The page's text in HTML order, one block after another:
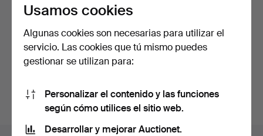
COLLIER OCH ARMLÄNK,
plata.
Subastado 21 may 2026
17 pujas
170 USD
Suscribir búsqueda
Usamos cookies
Algunas cookies son necesarias para utilizar el
servicio. Las cookies que tú mismo puedes
gestionar se utilizan para:
Personalizar el contenido y las funciones
según cómo utilices el sitio web.
Desarrollar y mejorar Auctionet.